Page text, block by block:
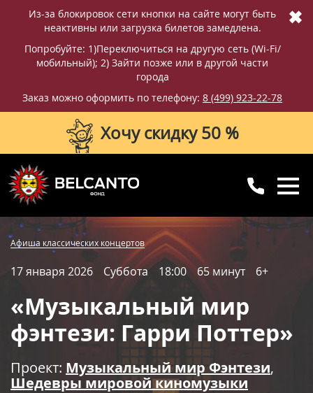
Из-за блокировок сети кнопки на сайте могут быть
неактивны или загрузка билетов замедлена.
Попробуйте: 1)Переключиться на другую сеть (Wi-Fi/
мобильный); 2) Зайти позже или в другой части
города
Заказ можно оформить по телефону: 8 (499) 923-22-78
✖
Хочу скидку 50 %
8 (499) 923-22-78
с 10:00 до 20:00
8 (800) 770-09-71
для регионов
Купить билет Фотографии Отзывы
Вопросы и ответы Схема зала
Правила покупки билетов
Афиша классических концертов
17 января 2026 Суббота 18:00 65 минут 6+
«Музыкальный мир
фэнтези: Гарри Поттер»
Проект: Музыкальный мир Фэнтези,
Шедевры мировой киномузыки